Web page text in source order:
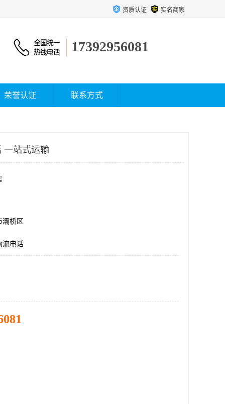
资质认证 实名商家
17392956081
荣誉认证 联系方式
一站式运输
灞桥区
流电话